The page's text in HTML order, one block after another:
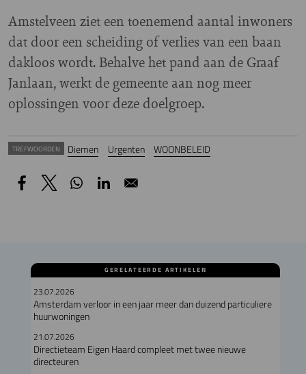
Amstelveen ziet een toenemend aantal inwoners
dat door een scheiding of verlies van een baan
dakloos wordt. Behalve het pand aan de Graaf
Janlaan, werkt de gemeente aan nog meer
oplossingen voor deze doelgroep.
TREFWOORDEN Diemen Urgenten WOONBELEID
GERELATEERDE ARTIKELEN
23.07.2026
Amsterdam verloor in een jaar meer dan duizend particuliere
huurwoningen
21.07.2026
Directieteam Eigen Haard compleet met twee nieuwe
directeuren